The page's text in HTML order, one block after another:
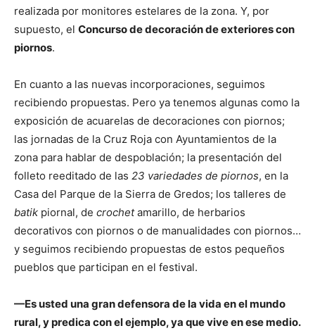
realizada por monitores estelares de la zona. Y, por
supuesto, el Concurso de decoración de exteriores con
piornos.
En cuanto a las nuevas incorporaciones, seguimos
recibiendo propuestas. Pero ya tenemos algunas como la
exposición de acuarelas de decoraciones con piornos;
las jornadas de la Cruz Roja con Ayuntamientos de la
zona para hablar de despoblación; la presentación del
folleto reeditado de las 23 variedades de piornos, en la
Casa del Parque de la Sierra de Gredos; los talleres de
batik piornal, de crochetamarillo, de herbarios
decorativos con piornos o de manualidades con piornos…
y seguimos recibiendo propuestas de estos pequeños
pueblos que participan en el festival.
—Es usted una gran defensora de la vida en el mundo
rural, y predica con el ejemplo, ya que vive en ese medio.